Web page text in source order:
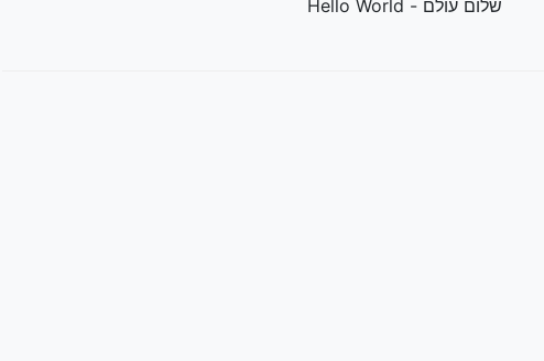
שלום עולם - Hello World
bold-webfont.ttf') format('truetype');